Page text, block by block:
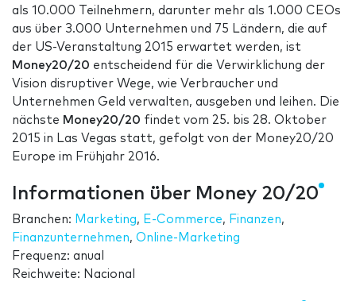
als 10.000 Teilnehmern, darunter mehr als 1.000 CEOs
aus über 3.000 Unternehmen und 75 Ländern, die auf
der US-Veranstaltung 2015 erwartet werden, ist
Money20/20 entscheidend für die Verwirklichung der
Vision disruptiver Wege, wie Verbraucher und
Unternehmen Geld verwalten, ausgeben und leihen. Die
nächste Money20/20 findet vom 25. bis 28. Oktober
2015 in Las Vegas statt, gefolgt von der Money20/20
Europe im Frühjahr 2016.
Informationen über Money 20/20
Branchen: Marketing, E-Commerce, Finanzen,
Finanzunternehmen, Online-Marketing
Frequenz: anual
Reichweite: Nacional